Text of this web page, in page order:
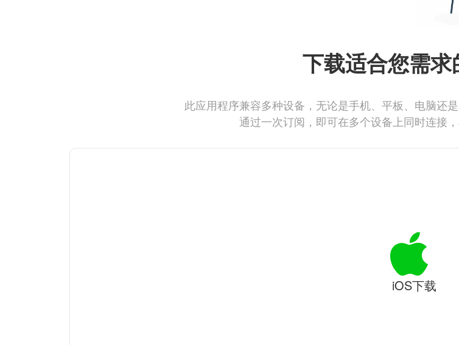
下载适合您需求
此应用程序兼容多种设备，无论是手机、平板、电脑还
通过一次订阅，即可在多个设备上同时连接，
iOS下载